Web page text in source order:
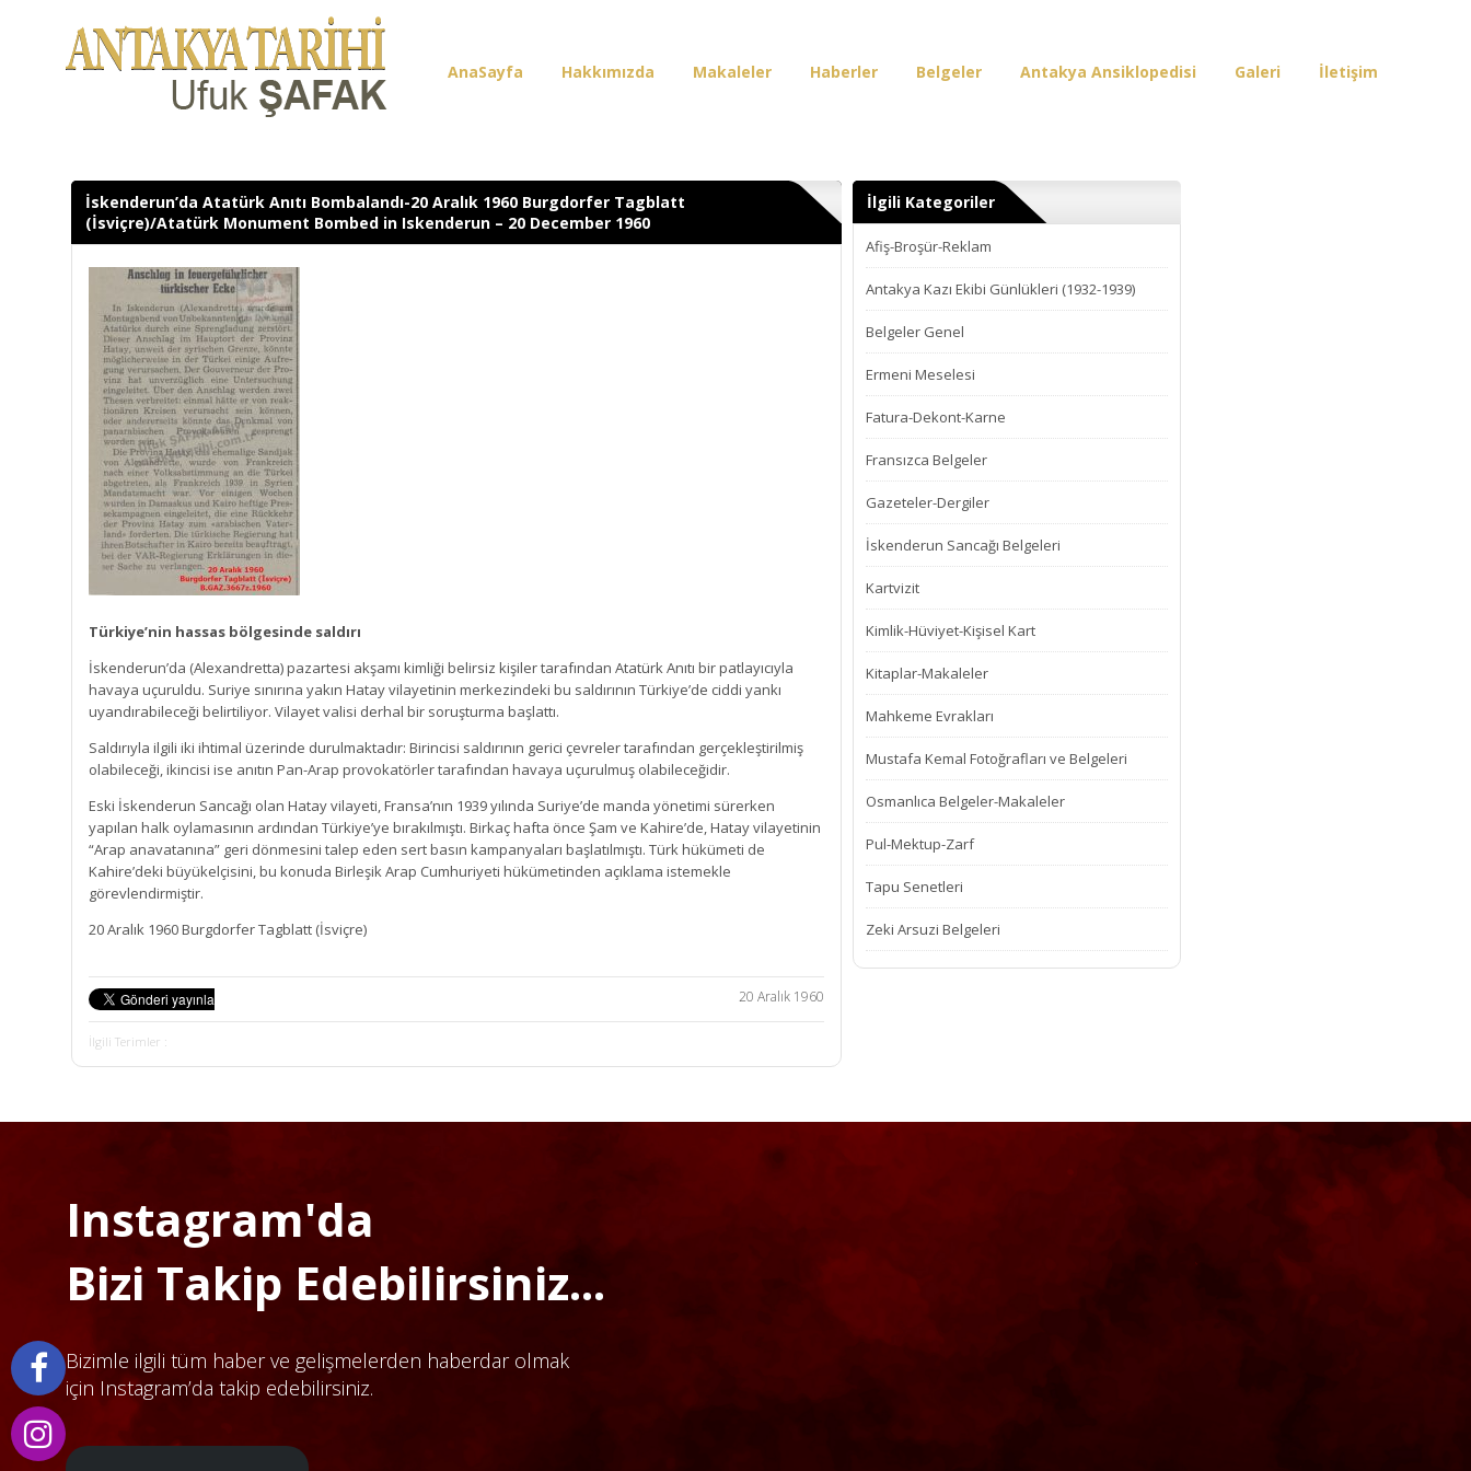
AnaSayfa Hakkımızda Makaleler Haberler Belgeler Antakya Ansiklopedisi Galeri İletişim
İskenderun’da Atatürk Anıtı Bombalandı-20 Aralık 1960 Burgdorfer Tagblatt
(İsviçre)/Atatürk Monument Bombed in Iskenderun – 20 December 1960
Türkiye’nin hassas bölgesinde saldırı
İskenderun’da (Alexandretta) pazartesi akşamı kimliği belirsiz kişiler tarafından Atatürk Anıtı bir patlayıcıyla
havaya uçuruldu. Suriye sınırına yakın Hatay vilayetinin merkezindeki bu saldırının Türkiye’de ciddi yankı
uyandırabileceği belirtiliyor. Vilayet valisi derhal bir soruşturma başlattı.
Saldırıyla ilgili iki ihtimal üzerinde durulmaktadır: Birincisi saldırının gerici çevreler tarafından gerçekleştirilmiş
olabileceği, ikincisi ise anıtın Pan-Arap provokatörler tarafından havaya uçurulmuş olabileceğidir.
Eski İskenderun Sancağı olan Hatay vilayeti, Fransa’nın 1939 yılında Suriye’de manda yönetimi sürerken
yapılan halk oylamasının ardından Türkiye’ye bırakılmıştı. Birkaç hafta önce Şam ve Kahire’de, Hatay vilayetinin
“Arap anavatanına” geri dönmesini talep eden sert basın kampanyaları başlatılmıştı. Türk hükümeti de
Kahire’deki büyükelçisini, bu konuda Birleşik Arap Cumhuriyeti hükümetinden açıklama istemekle
görevlendirmiştir.
20 Aralık 1960 Burgdorfer Tagblatt (İsviçre)
20 Aralık 1960
İlgili Terimler :
İlgili Kategoriler
Afiş-Broşür-Reklam
Antakya Kazı Ekibi Günlükleri (1932-1939)
Belgeler Genel
Ermeni Meselesi
Fatura-Dekont-Karne
Fransızca Belgeler
Gazeteler-Dergiler
İskenderun Sancağı Belgeleri
Kartvizit
Kimlik-Hüviyet-Kişisel Kart
Kitaplar-Makaleler
Mahkeme Evrakları
Mustafa Kemal Fotoğrafları ve Belgeleri
Osmanlıca Belgeler-Makaleler
Pul-Mektup-Zarf
Tapu Senetleri
Zeki Arsuzi Belgeleri
Instagram'da
Bizi Takip Edebilirsiniz...
Bizimle ilgili tüm haber ve gelişmelerden haberdar olmak
için Instagram’da takip edebilirsiniz.